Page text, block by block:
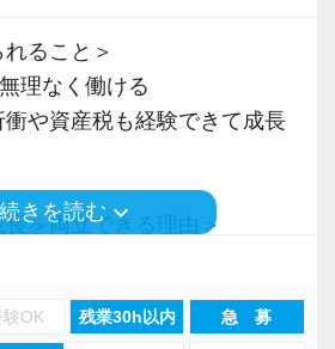
を任せてもらえるので、以前
上がったと感じています。
談しやすく、風通しの良い職
す。
して成長したい方
ること＞
理なく働ける
衝や資産税も経験できて成長
を両立できる理由＞
担を軽減
務に集中可能
続きを読むkeyboard_arrow_down
験OK 残業30h以内 急 募